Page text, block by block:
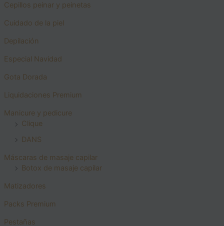
Cepillos peinar y peinetas
Cuidado de la piel
Depilación
Especial Navidad
Gota Dorada
Liquidaciones Premium
Manicure y pedicure
Clique
DANS
Máscaras de masaje capilar
Botox de masaje capilar
Matizadores
Packs Premium
Pestañas